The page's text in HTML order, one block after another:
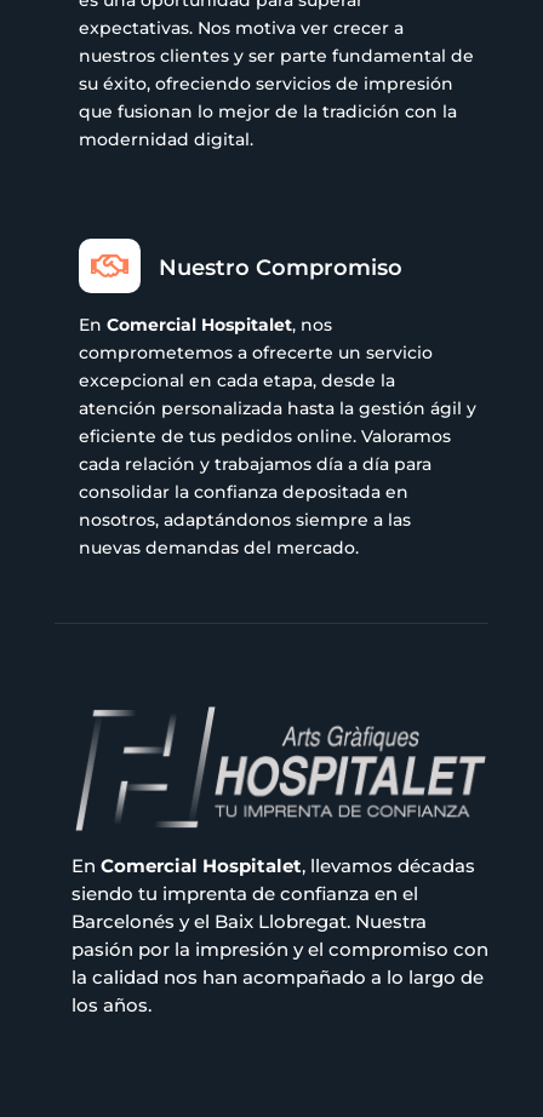
expectativas. Nos motiva ver crecer a
nuestros clientes y ser parte fundamental de
su éxito, ofreciendo servicios de impresión
que fusionan lo mejor de la tradición con la
modernidad digital.
 Nuestro Compromiso
En Comercial Hospitalet, nos
comprometemos a ofrecerte un servicio
excepcional en cada etapa, desde la
atención personalizada hasta la gestión ágil y
eficiente de tus pedidos online. Valoramos
cada relación y trabajamos día a día para
consolidar la confianza depositada en
nosotros, adaptándonos siempre a las
nuevas demandas del mercado.
En Comercial Hospitalet, llevamos décadas
siendo tu imprenta de confianza en el
Barcelonés y el Baix Llobregat. Nuestra
pasión por la impresión y el compromiso con
la calidad nos han acompañado a lo largo de
los años.